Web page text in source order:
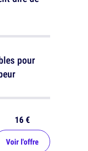
pour
16 €
Voir l'offre